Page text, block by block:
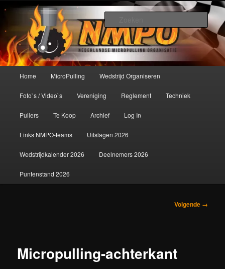
primaire
inhoudNederlandse MicroPulling
Organisatie
De meest krachtige modelbouwsport ter wereld!
Home MicroPulling Wedstrijd Organiseren
Foto`s / Video`s Vereniging Reglement Techniek
Pullers Te Koop Archief Log In
Links NMPO-teams Uitslagen 2026
Wedstrijdkalender 2026 Deelnemers 2026
Puntenstand 2026
Volgende →
Micropulling-achterkant